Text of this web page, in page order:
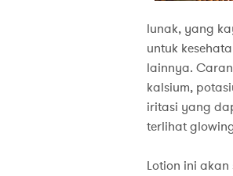
lunak, yang
untuk
lainnya.
kalsium,
iritasi yang
terlihat
Lotion ini